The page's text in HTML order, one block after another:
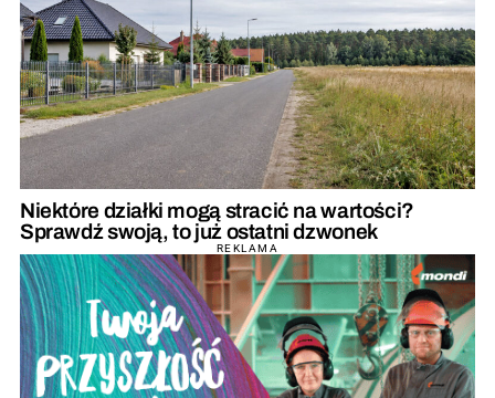
Niektóre działki mogą stracić na wartości?
Sprawdź swoją, to już ostatni dzwonek
REKLAMA